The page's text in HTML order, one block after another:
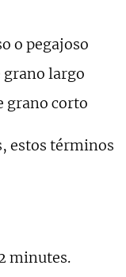
o pegajoso
largo
grano corto
estos términos
minutes.